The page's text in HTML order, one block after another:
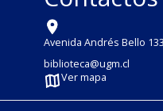
Avenida Andrés Bello
biblioteca@ugm.cl
Ver mapa